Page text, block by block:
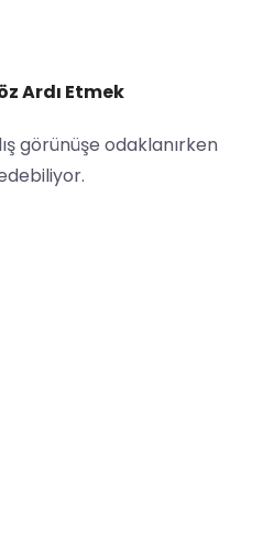
Ardı Etmek
görünüşe odaklanırken